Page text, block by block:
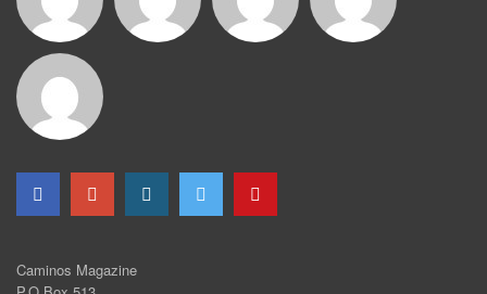
Caminos Magazine